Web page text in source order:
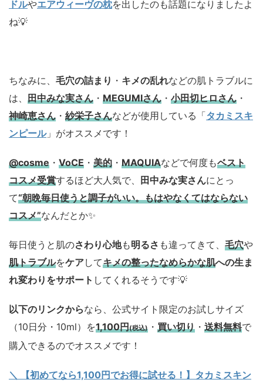
ドルやエアウィーヴの枕を出したのも話題になりましたよ
ね💡
ちなみに、 毛穴の詰まり ・ キメの乱れなどの肌トラブルに
は、 田中みな実さん ・ MEGUMIさん ・ 小田切ヒロさん ・
神崎恵さん ・ 紗栄子さんなどが使用している「タカミスキ
ンピール」がオススメです！
@cosme ・ VoCE ・ 美的 ・ MAQUIAなどで何度もベスト
コスメ受賞するほど大人気で、 田中みな実さんにとっ
て“朝晩毎日使うと調子がいい。もはやなくてはならない
コスメ”なんだとか✨
毎日使うと肌のさわり心地も明るさ も違ってきて、 毛穴や
肌トラブルをケアしてキメの整ったなめらかな肌への生ま
れ変わりをサポート してくれるそうです💡
以下のリンクからなら、公式サイト限定のお試しサイズ
（10日分・10ml）を1,100円(税込) ・ 買い切り ・ 送料無料で
購入できるのでオススメです！
＼ 【初めてなら1,100円でお得に試せる！】タカミスキン